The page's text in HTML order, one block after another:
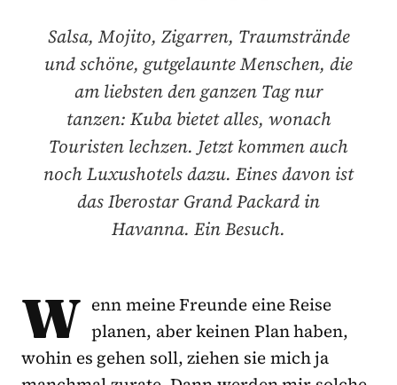
Salsa, Mojito, Zigarren, Traumstrände
und schöne, gutgelaunte Menschen, die
am liebsten den ganzen Tag nur
tanzen: Kuba bietet alles, wonach
Touristen lechzen. Jetzt kommen auch
noch Luxushotels dazu. Eines davon ist
das Iberostar Grand Packard in
Havanna. Ein Besuch.
W enn meine Freunde eine Reise
planen, aber keinen Plan haben,
wohin es gehen soll, ziehen sie mich ja